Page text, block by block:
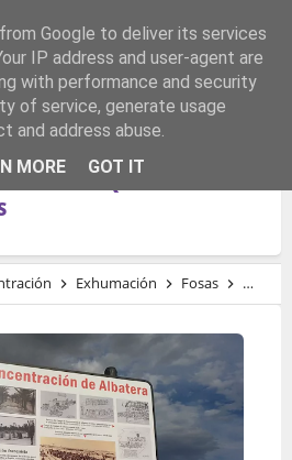
ALBATERA, EL CAMPO
FRANQUISTA PARA
Exhumación Fosas
Google to deliver its services
IP address and user-agent are
with performance and security
of service, generate usage
and address abuse.
MORE
GOT IT